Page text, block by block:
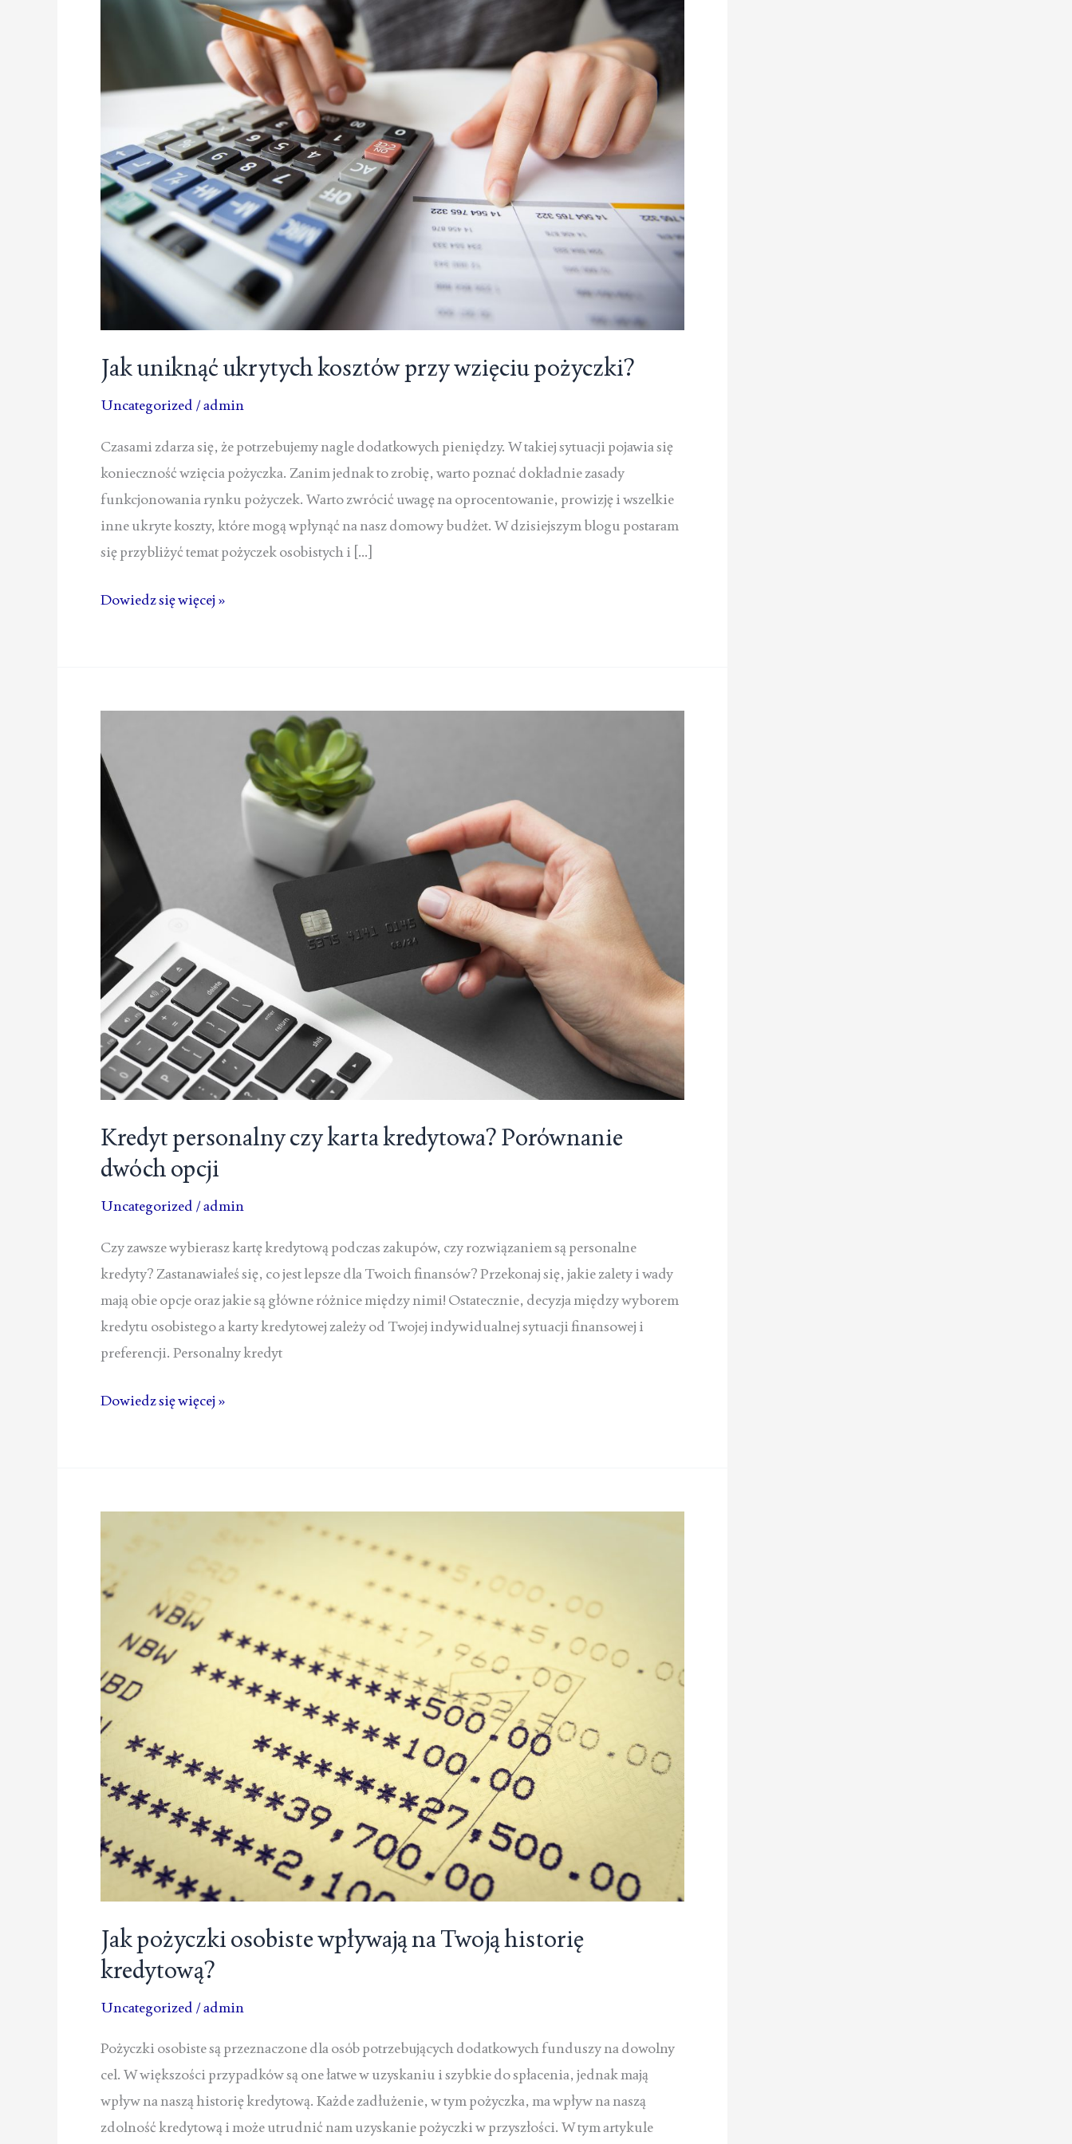
Jak uniknąć ukrytych kosztów przy wzięciu pożyczki?
Uncategorized /admin
Czasami zdarza się, że potrzebujemy nagle dodatkowych pieniędzy. W takiej sytuacji pojawia się
konieczność wzięcia pożyczka. Zanim jednak to zrobię, warto poznać dokładnie zasady
funkcjonowania rynku pożyczek. Warto zwrócić uwagę na oprocentowanie, prowizję i wszelkie
inne ukryte koszty, które mogą wpłynąć na nasz domowy budżet. W dzisiejszym blogu postaram
się przybliżyć temat pożyczek osobistych i […]
Jak
pożyczki?
Dowiedz się więcej »
Kredyt personalny czy karta kredytowa? Porównanie
dwóch opcji
Uncategorized /admin
Czy zawsze wybierasz kartę kredytową podczas zakupów, czy rozwiązaniem są personalne
kredyty? Zastanawiałeś się, co jest lepsze dla Twoich finansów? Przekonaj się, jakie zalety i wady
mają obie opcje oraz jakie są główne różnice między nimi! Ostatecznie, decyzja między wyborem
kredytu osobistego a karty kredytowej zależy od Twojej indywidualnej sytuacji finansowej i
preferencji. Personalny kredyt
Kredyt
Porównanie
opcji
Dowiedz się więcej »
Jak pożyczki osobiste wpływają na Twoją historię
kredytową?
Uncategorized /admin
Pożyczki osobiste są przeznaczone dla osób potrzebujących dodatkowych funduszy na dowolny
cel. W większości przypadków są one łatwe w uzyskaniu i szybkie do spłacenia, jednak mają
wpływ na naszą historię kredytową. Każde zadłużenie, w tym pożyczka, ma wpływ na naszą
zdolność kredytową i może utrudnić nam uzyskanie pożyczki w przyszłości. W tym artykule